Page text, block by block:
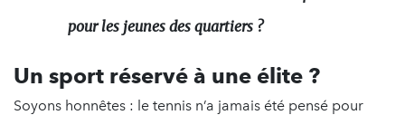
pour les jeunes des quartiers ?
Un sport réservé à une élite ?
Soyons honnêtes : le tennis n’a jamais été pensé pour